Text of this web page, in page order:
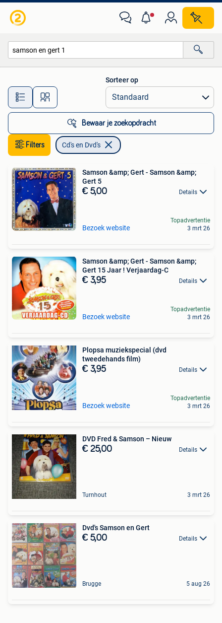
Alle afstanden…
Sorteer op
Bewaar je zoekopdracht
Filters Cd's en Dvd's
Samson &amp; Gert - Samson &amp;
Gert 5
€ 5,00 Details
Bezoek website
Topadvertentie
3 mrt 26
Samson &amp; Gert - Samson &amp;
Gert 15 Jaar ! Verjaardag-C
€ 3,95 Details
Bezoek website
Topadvertentie
3 mrt 26
Plopsa muziekspecial (dvd
tweedehands film)
€ 3,95 Details
Bezoek website
Topadvertentie
3 mrt 26
DVD Fred & Samson – Nieuw
€ 25,00 Details
Turnhout 3 mrt 26
Dvd's Samson en Gert
€ 5,00 Details
Brugge 5 aug 26